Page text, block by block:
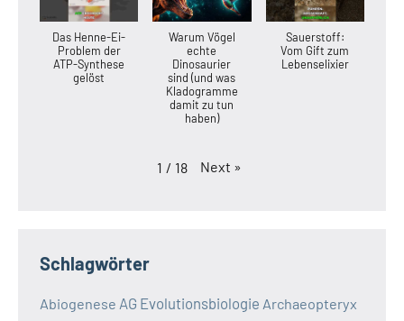
Das Henne-Ei-
Problem der
ATP-Synthese
gelöst
Warum Vögel
echte
Dinosaurier
sind (und was
Kladogramme
damit zu tun
haben)
Sauerstoff:
Vom Gift zum
Lebenselixier
1 / 18 Next »
Schlagwörter
Abiogenese AG Evolutionsbiologie Archaeopteryx